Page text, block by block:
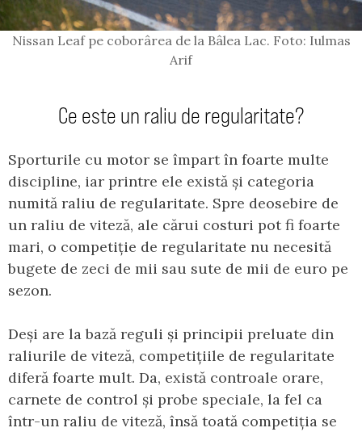
Nissan Leaf pe coborârea de la Bâlea Lac. Foto: Iulmas
Arif
Ce este un raliu de regularitate?
Sporturile cu motor se împart în foarte multe
discipline, iar printre ele există și categoria
numită raliu de regularitate. Spre deosebire de
un raliu de viteză, ale cărui costuri pot fi foarte
mari, o competiție de regularitate nu necesită
bugete de zeci de mii sau sute de mii de euro pe
sezon.
Deși are la bază reguli și principii preluate din
raliurile de viteză, competițiile de regularitate
diferă foarte mult. Da, există controale orare,
carnete de control și probe speciale, la fel ca
într-un raliu de viteză, însă toată competiția se